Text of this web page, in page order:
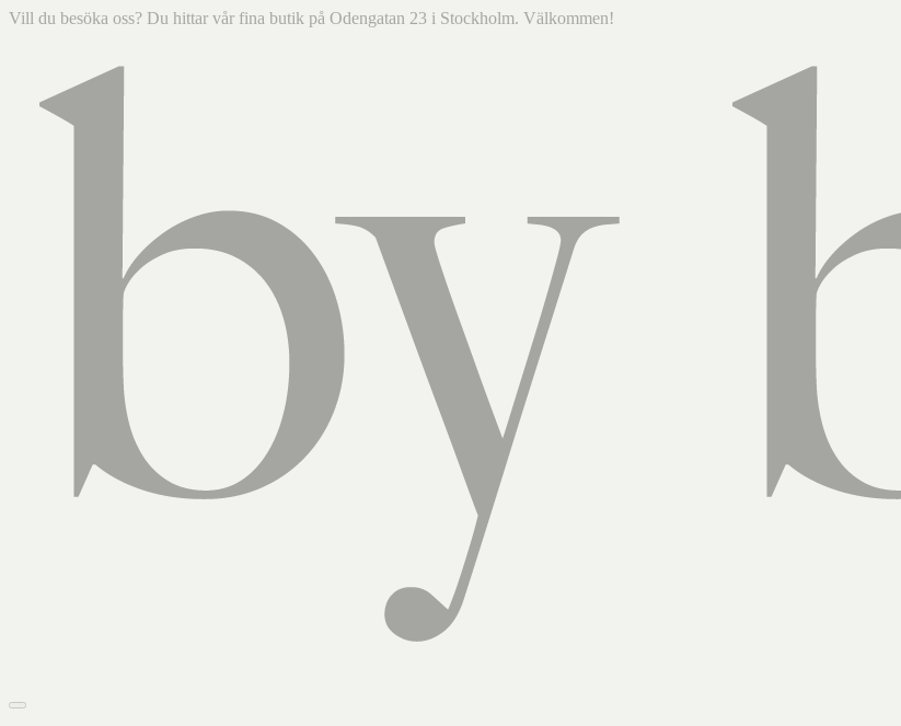
Vill du besöka oss? Du hittar vår fina butik på Odengatan 23 i Stockholm. Välkommen!